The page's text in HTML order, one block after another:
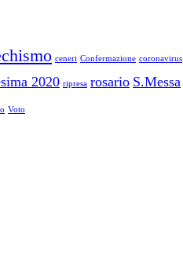
ceneri Confermazione coronavirus
2020 ripresa rosario S.Messa
Voto